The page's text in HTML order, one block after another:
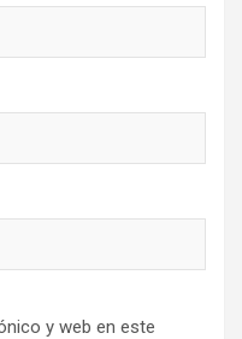
y web en este